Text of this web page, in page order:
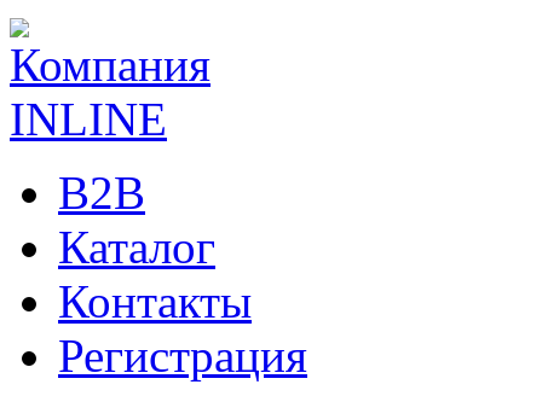
B2B
Каталог
Контакты
Регистрация